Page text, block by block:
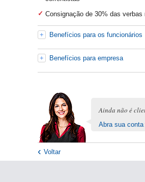
Consignação de 30% das verbas
Benefícios para os funcionários
Benefícios para empresa
Ainda não é
Abra sua conta
Voltar